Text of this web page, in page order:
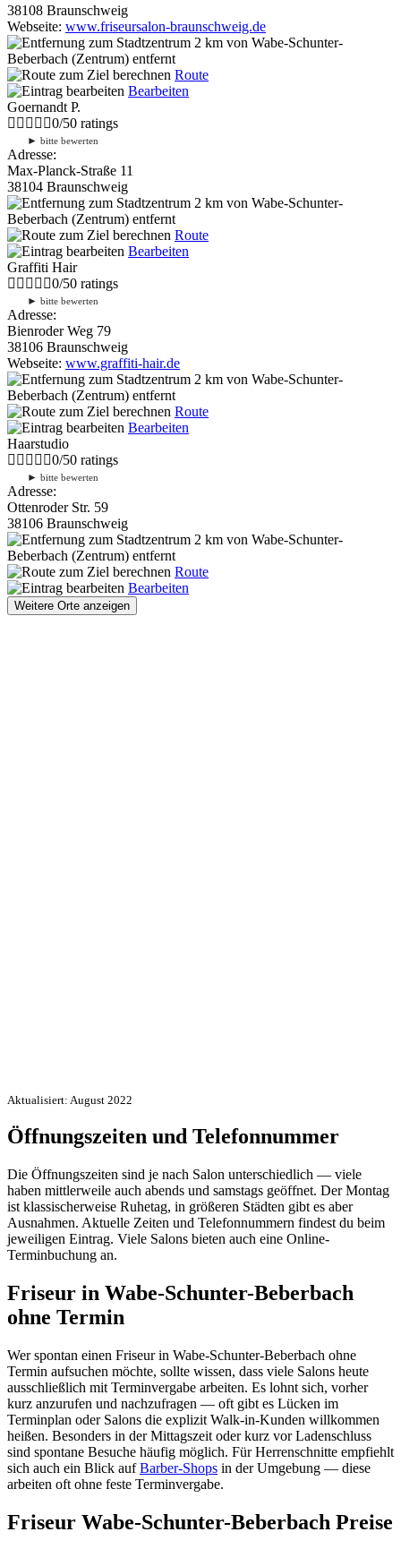
38108 Braunschweig
Webseite: www.friseursalon-braunschweig.de
2 km von Wabe-Schunter-
Beberbach (Zentrum) entfernt
Route
Bearbeiten
Goernandt P.
0/50 ratings
► bitte bewerten
Adresse:
Max-Planck-Straße 11
38104 Braunschweig
2 km von Wabe-Schunter-
Beberbach (Zentrum) entfernt
Route
Bearbeiten
Graffiti Hair
0/50 ratings
► bitte bewerten
Adresse:
Bienroder Weg 79
38106 Braunschweig
Webseite: www.graffiti-hair.de
2 km von Wabe-Schunter-
Beberbach (Zentrum) entfernt
Route
Bearbeiten
Haarstudio
0/50 ratings
► bitte bewerten
Adresse:
Ottenroder Str. 59
38106 Braunschweig
2 km von Wabe-Schunter-
Beberbach (Zentrum) entfernt
Route
Bearbeiten
Weitere Orte anzeigen
Aktualisiert: August 2022
Öffnungszeiten und Telefonnummer
Die Öffnungszeiten sind je nach Salon unterschiedlich — viele
haben mittlerweile auch abends und samstags geöffnet. Der Montag
ist klassischerweise Ruhetag, in größeren Städten gibt es aber
Ausnahmen. Aktuelle Zeiten und Telefonnummern findest du beim
jeweiligen Eintrag. Viele Salons bieten auch eine Online-
Terminbuchung an.
Friseur in Wabe-Schunter-Beberbach
ohne Termin
Wer spontan einen Friseur in Wabe-Schunter-Beberbach ohne
Termin aufsuchen möchte, sollte wissen, dass viele Salons heute
ausschließlich mit Terminvergabe arbeiten. Es lohnt sich, vorher
kurz anzurufen und nachzufragen — oft gibt es Lücken im
Terminplan oder Salons die explizit Walk-in-Kunden willkommen
heißen. Besonders in der Mittagszeit oder kurz vor Ladenschluss
sind spontane Besuche häufig möglich. Für Herrenschnitte empfiehlt
sich auch ein Blick aufBarber-Shops in der Umgebung — diese
arbeiten oft ohne feste Terminvergabe.
Friseur Wabe-Schunter-Beberbach Preise